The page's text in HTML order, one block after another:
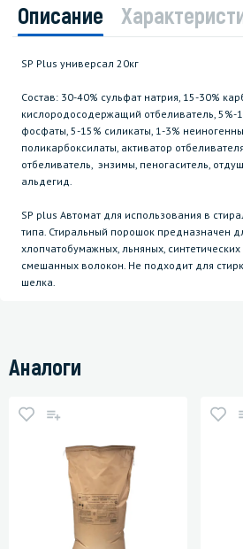
Описание
SP Plus универсал 20кг
Состав: 30-40% сульфат натрия, 15-30%
кислородосодержащий отбеливатель, 5%-
фосфаты, 5-15% силикаты, 1-3%
поликарбоксилаты, активатор
отбеливатель, энзимы, пеногаситель,
альдегид.
SP plus Автомат для использования в
типа. Стиральный порошок предназначен
хлопчатобумажных, льняных,
смешанных волокон. Не подходит для
шелка.
Аналоги